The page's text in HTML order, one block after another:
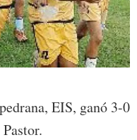
EIS, ganó 3-0